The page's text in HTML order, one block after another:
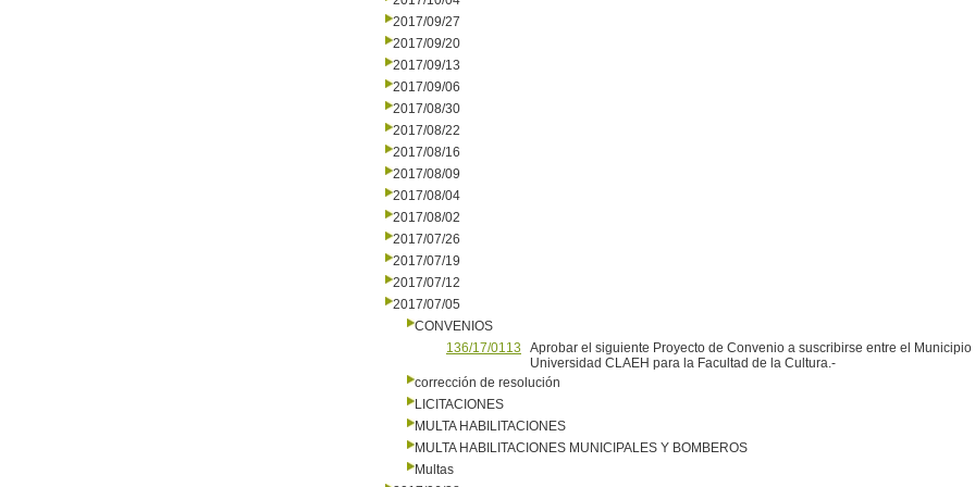
2017/09/27
2017/09/20
2017/09/13
2017/09/06
2017/08/30
2017/08/22
2017/08/16
2017/08/09
2017/08/04
2017/08/02
2017/07/26
2017/07/19
2017/07/12
2017/07/05
CONVENIOS
136/17/0113
Aprobar el siguiente Proyecto de Convenio a suscribirse entre el Municipio
Universidad CLAEH para la Facultad de la Cultura.-
corrección de resolución
LICITACIONES
MULTA HABILITACIONES
MULTA HABILITACIONES MUNICIPALES Y BOMBEROS
Multas